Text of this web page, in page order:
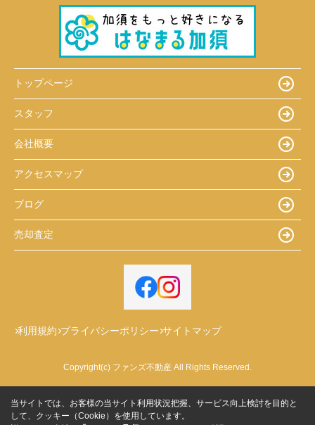
トップページ
スタッフ
会社概要
アクセスマップ
ブログ
売却査定
利用規約 プライバシーポリシー サイトマップ
Copyright(c) ファンズ不動産 All Rights Reserved.
当サイトでは、お客様の当サイト利用状況把握、サービス向上検討を目的と
して、クッキー（Cookie）を使用しています。